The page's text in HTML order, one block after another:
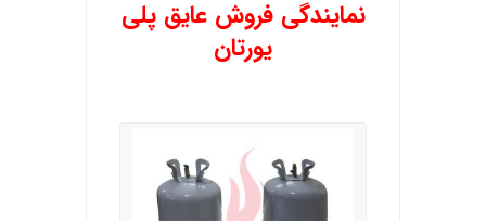
نمایندگی فروش عایق پلی
یورتان